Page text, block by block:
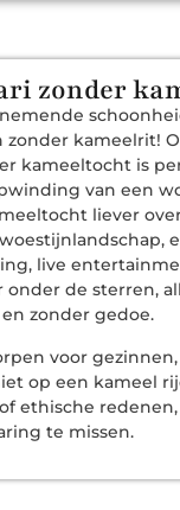
zonder
zonder kameelrit!
kameeltocht is
van een
liever
live
onder de sterren,
zonder gedoe.
voor
op een kameel
ethische
te missen.